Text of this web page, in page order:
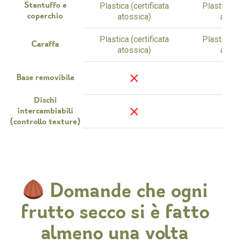
Stantuffo e
coperchio
Caraffa
Base removibile
Dischi
intercambiabili
(controllo texture)
Plastica (certificata
atossica)
Plastica (certificata
atossica)
Domande che ogni
frutto secco si è fatto
almeno una volta